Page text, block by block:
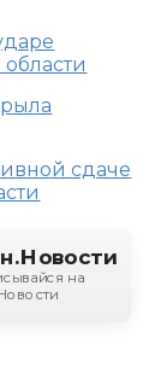
сдаче
на